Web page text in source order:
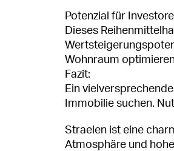
Potenzial für
Dieses
Wohnraum
Fazit:
Ein
Immobilie suchen.
Straelen ist eine
Atmosphäre und